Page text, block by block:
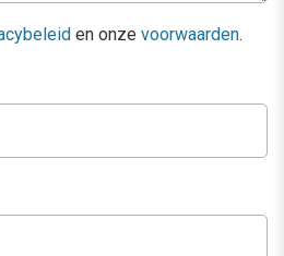
en onze voorwaarden.